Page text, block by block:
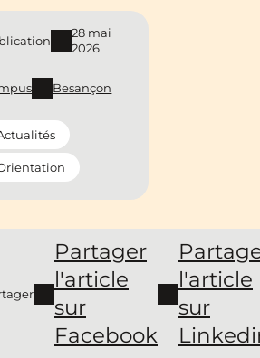
Partager
l'article
sur
Facebook
l'article
sur
28 mai
2026
Besançon